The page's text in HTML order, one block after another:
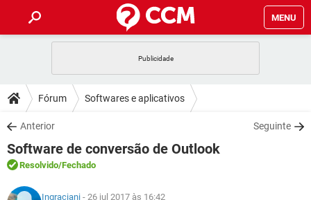
MENU
CELULAR FACEBOOK
OUTLOOK
INSTAGRAM GMAIL
GUIA DE COMPRAS
DICAS
JOGOS WHATSAPP
OUTLOOK
INSTAGRAM
DOWNLOADS
JOGOS WHATSAPP
CELULAR
OUTLOOK
FÓRUM
JOGOS
GLOSSÁRIO
Fórum Softwares e aplicativos
Anterior Seguinte
Software de conversão de Outlook
Resolvido/Fechado
Ingraciani - 26 jul 2017 às 16:42